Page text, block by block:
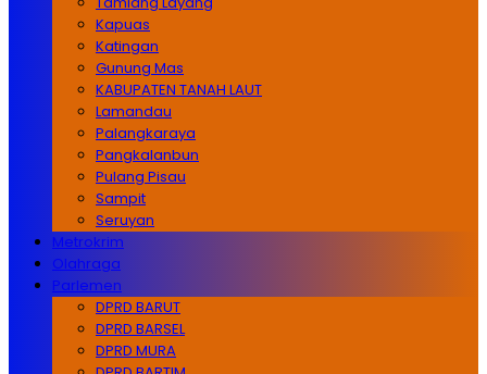
Kapuas
Katingan
Gunung Mas
KABUPATEN TANAH LAUT
Lamandau
Palangkaraya
Pangkalanbun
Pulang Pisau
Sampit
Seruyan
Metrokrim
Olahraga
Parlemen
DPRD BARUT
DPRD BARSEL
DPRD MURA